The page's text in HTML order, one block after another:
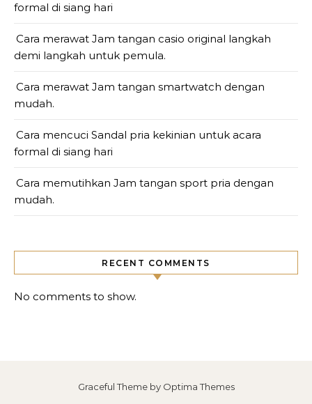
formal di siang hari
Cara merawat Jam tangan casio original langkah
demi langkah untuk pemula.
Cara merawat Jam tangan smartwatch dengan
mudah.
Cara mencuci Sandal pria kekinian untuk acara
formal di siang hari
Cara memutihkan Jam tangan sport pria dengan
mudah.
RECENT COMMENTS
No comments to show.
Graceful Theme by Optima Themes